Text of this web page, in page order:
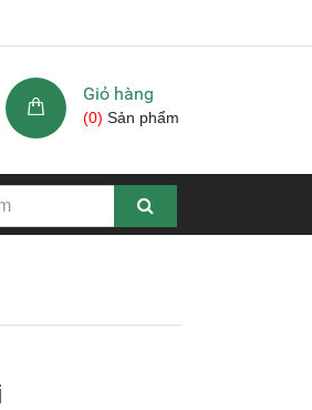
Giỏ hàng
(0) Sản phẩm